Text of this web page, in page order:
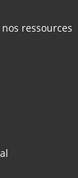
ressources